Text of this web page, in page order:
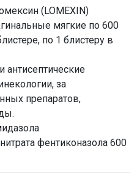
(LOMEXIN)
мягкие по 600
по 1 блистеру в
антисептические
за
препаратов,
фентиконазола 600